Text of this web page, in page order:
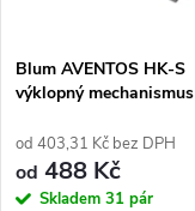
Blum AVENTOS HK-S
výklopný mechanismus
od 403,31 Kč bez DPH
od 488 Kč
Skladem 31 pár